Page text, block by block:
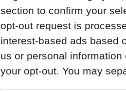
section to confirm your
opt-out request is
interest-based ads based
us or personal
your opt-out. You may